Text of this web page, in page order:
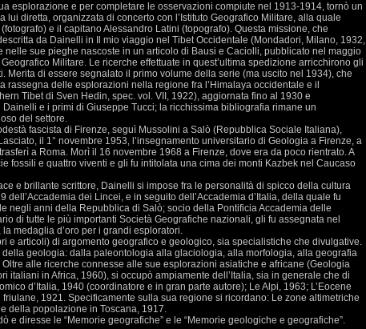
esplorazione e per completare le osservazioni compiute nel 1913-1914, tornò un
lui diretta, organizzata di concerto con l’Istituto Geografico Militare, alla quale
e il capitano Alessandro Latini (topografo). Questa missione, che
da Dainelli in Il mio viaggio nel Tibet Occidentale (Mondadori, Milano, 1932,
nelle sue pieghe nascoste in un articolo di Bausi e Caciolli, pubblicato nel maggio
Geografico Militare. Le ricerche effettuate in quest’ultima spedizione arricchirono gli
Merita di essere segnalato il primo volume della serie (ma uscito nel 1934), che
rassegna delle esplorazioni nella regione fra l’Himalaya occidentale e il
Tibet di Sven Hedin, spec. vol. VII, 1922), aggiornata fino al 1930 e
e i primi di Giuseppe Tucci; la ricchissima bibliografia rimane un
del settore.
fascista di Firenze, seguì Mussolini a Salò (Repubblica Sociale Italiana),
il 1° novembre 1953, l’insegnamento universitario di Geologia a Firenze, a
a Roma. Morì il 16 novembre 1968 a Firenze, dove era da poco rientrato. A
fossili e quattro viventi e gli fu intitolata una cima dei monti Kazbek nel Caucaso
e brillante scrittore, Dainelli si impose fra le personalità di spicco della cultura
dei Lincei, e in seguito dell’Accademia d’Italia, della quale fu
negli anni della Repubblica di Salò; socio della Pontificia Accademia delle
di tutte le più importanti Società Geografiche nazionali, gli fu assegnata nel
medaglia d’oro per i grandi esploratori.
e articoli) di argomento geografico e geologico, sia specialistiche che divulgative.
geologia: dalla paleontologia alla glaciologia, alla morfologia, alla geografia
alle ricerche connesse alle sue esplorazioni asiatiche e africane (Geologia
italiani in Africa, 1960), si occupò ampiamente dell’Italia, sia in generale che di
d’Italia, 1940 (coordinatore e in gran parte autore); Le Alpi, 1963; L’Eocene
1921. Specificamente sulla sua regione si ricordano: Le zone altimetriche
della popolazione in Toscana, 1917.
e diresse le “Memorie geografiche” e le “Memorie geologiche e geografiche”.